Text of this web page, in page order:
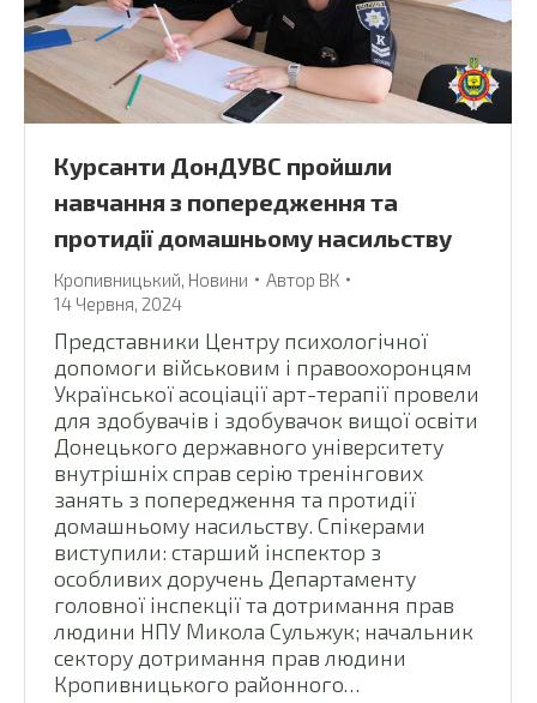
Курсанти ДонДУВС пройшли
навчання з попередження та
протидії домашньому насильству
Кропивницький, Новини Автор ВК
14 Червня, 2024
Представники Центру психологічної
допомоги військовим і правоохоронцям
Української асоціації арт-терапії провели
для здобувачів і здобувачок вищої освіти
Донецького державного університету
внутрішніх справ серію тренінгових
занять з попередження та протидії
домашньому насильству. Спікерами
виступили: старший інспектор з
особливих доручень Департаменту
головної інспекції та дотримання прав
людини НПУ Микола Сульжук; начальник
сектору дотримання прав людини
Кропивницького районного…